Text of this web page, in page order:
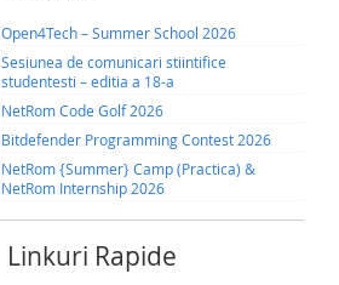
Open4Tech – Summer School 2026
Sesiunea de comunicari stiintifice
studentesti – editia a 18-a
NetRom Code Golf 2026
Bitdefender Programming Contest 2026
NetRom {Summer} Camp (Practica) &
NetRom Internship 2026
Linkuri Rapide